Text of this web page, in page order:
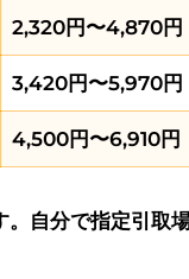
2,320円〜4,870円
3,420円〜5,970円
4,500円〜6,910円
自分で指定引取